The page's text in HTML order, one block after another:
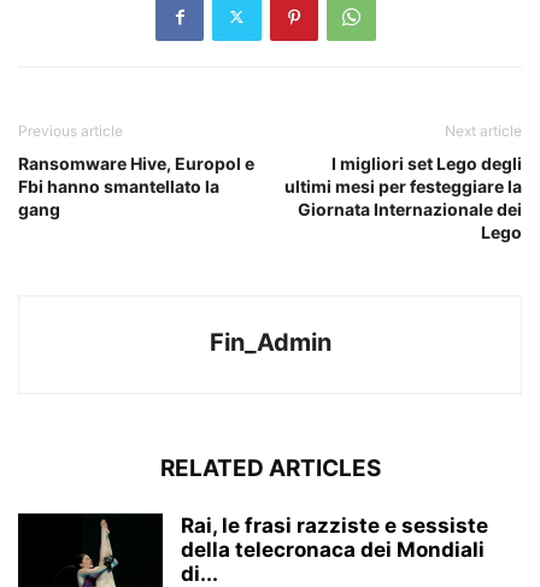
Previous article
Ransomware Hive, Europol e
Fbi hanno smantellato la
gang
Next article
I migliori set Lego degli
ultimi mesi per festeggiare la
Giornata Internazionale dei
Lego
Fin_Admin
RELATED ARTICLES
Rai, le frasi razziste e sessiste
della telecronaca dei Mondiali
di...